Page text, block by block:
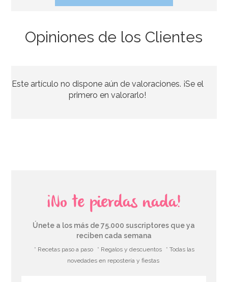
3,95€
Opiniones de los Clientes
Este artículo no dispone aún de valoraciones. ¡Se el
primero en valorarlo!
¡No te pierdas nada!
Únete a los más de 75.000 suscriptores que ya
reciben cada semana
* Recetas paso a paso * Regalos y descuentos
* Todas las
novedades en repostería y fiestas